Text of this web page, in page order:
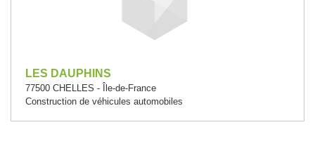
LES DAUPHINS
77500 CHELLES - Île-de-France
Construction de véhicules automobiles